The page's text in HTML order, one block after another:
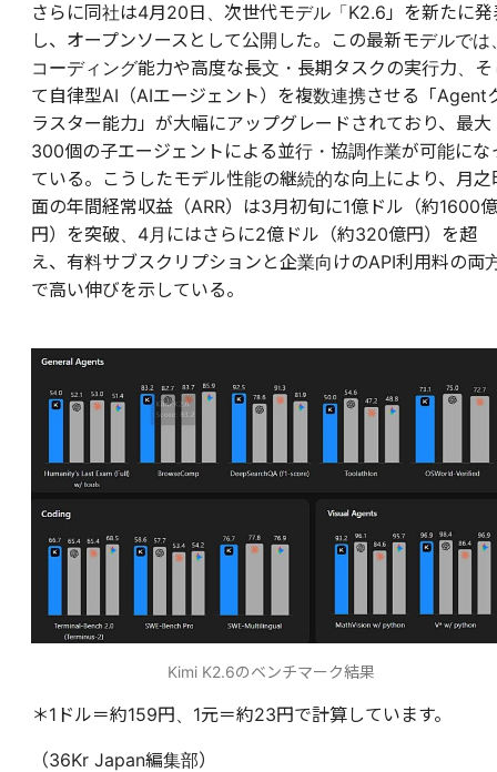
さらに同社は4月20日、次世代モデル「K2.6」を新たに発
し、オープンソースとして公開した。この最新モデルでは
コーディング能力や高度な長文・長期タスクの実行力、そ
て自律型AI（AIエージェント）を複数連携させる「Agent
ラスター能力」が大幅にアップグレードされており、最大
300個の子エージェントによる並行・協調作業が可能にな
ている。こうしたモデル性能の継続的な向上により、月之
面の年間経常収益（ARR）は3月初旬に1億ドル（約1600億
円）を突破、4月にはさらに2億ドル（約320億円）を超
え、有料サブスクリプションと企業向けのAPI利用料の両
で高い伸びを示している。
Kimi K2.6のベンチマーク結果
＊1ドル＝約159円、1元＝約23円で計算しています。
（36Kr Japan編集部）